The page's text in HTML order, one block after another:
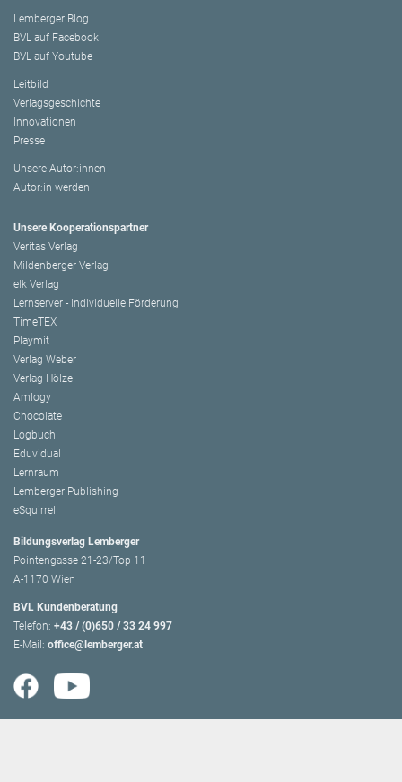
Lemberger Blog
BVL auf Facebook
BVL auf Youtube
Leitbild
Verlagsgeschichte
Innovationen
Presse
Unsere Autor:innen
Autor:in werden
Unsere Kooperationspartner
Veritas Verlag
Mildenberger Verlag
elk Verlag
Lernserver - Individuelle Förderung
TimeTEX
Playmit
Verlag Weber
Verlag Hölzel
Amlogy
Chocolate
Logbuch
Eduvidual
Lernraum
Lemberger Publishing
eSquirrel
Bildungsverlag Lemberger
Pointengasse 21-23/Top 11
A-1170 Wien
BVL Kundenberatung
Telefon: +43 / (0)650 / 33 24 997
E-Mail: office@lemberger.at